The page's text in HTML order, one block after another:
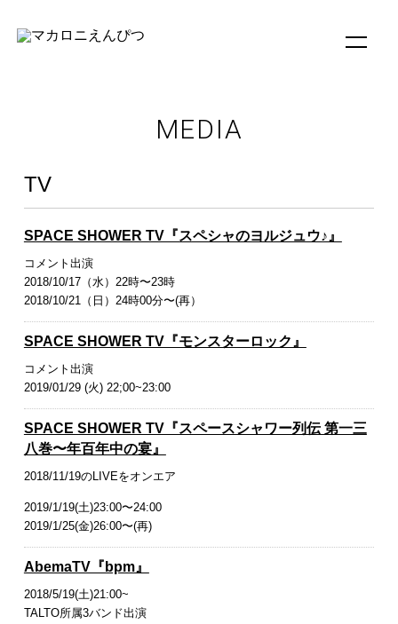
MEDIA
TV
SPACE SHOWER TV『スペシャのヨルジュウ♪』
コメント出演
2018/10/17（水）22時〜23時
2018/10/21（日）24時00分〜(再）
SPACE SHOWER TV『モンスターロック』
コメント出演
2019/01/29 (火) 22;00~23:00
SPACE SHOWER TV『スペースシャワー列伝 第一三
八巻〜年百年中の宴』
2018/11/19のLIVEをオンエア
2019/1/19(土)23:00〜24:00
2019/1/25(金)26:00〜(再)
AbemaTV『bpm』
2018/5/19(土)21:00~
TALTO所属3バンド出演​